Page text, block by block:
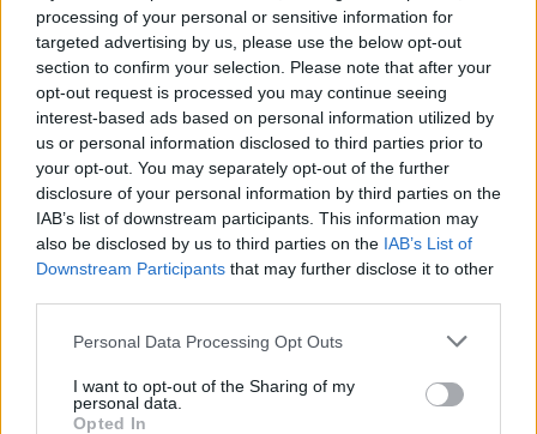
processing of your personal or sensitive information for
targeted advertising by us, please use the below opt-out
section to confirm your selection. Please note that after your
opt-out request is processed you may continue seeing
interest-based ads based on personal information utilized by
us or personal information disclosed to third parties prior to
your opt-out. You may separately opt-out of the further
disclosure of your personal information by third parties on the
IAB’s list of downstream participants. This information may
also be disclosed by us to third parties on the IAB’s List of
Downstream Participants that may further disclose it to other
Personal Data Processing Opt Outs
I want to opt-out of the Sharing of my
personal data.
Opted In
https://www.petit-fichier.fr/2017/05/05/7-mai-2017-message-au-
peuple-fran-ais/
Copier
Partager le fichier 7 MAI 2017
â€“ MESSAGE AU PEUPLE
FRANà‡AIS.pdf sur le Web et les
réseaux sociaux: